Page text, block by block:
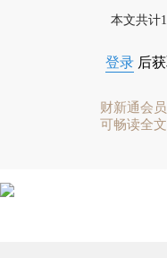
本文共计
登录 后
财新通会员
可畅读全文